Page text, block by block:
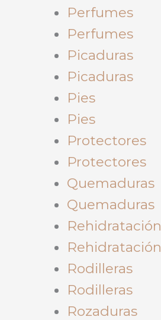
Perfumes
Perfumes
Picaduras
Picaduras
Pies
Pies
Protectores
Protectores
Quemaduras
Quemaduras
Rehidratación
Rehidratación
Rodilleras
Rodilleras
Rozaduras